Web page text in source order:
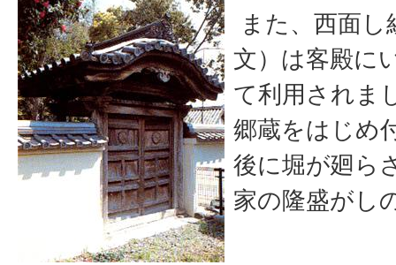
また、西面
文）は客殿に
て利用されま
郷蔵をはじめ
後に堀が廻ら
家の隆盛がし